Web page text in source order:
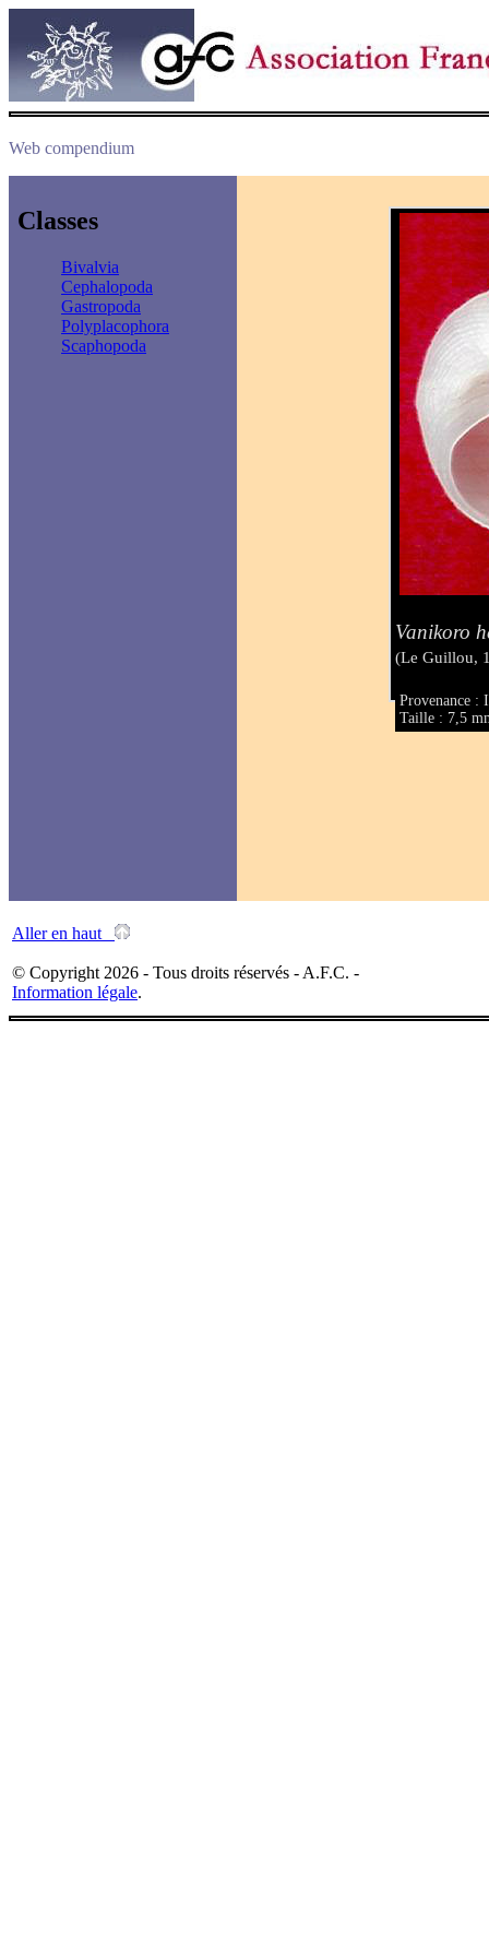
Web compendium
Classes
Bivalvia
Cephalopoda
Gastropoda
Polyplacophora
Scaphopoda
Vanikoro
(Le Guillou,
Provenance :
Taille : 7,5
Aller en haut
© Copyright 2026 - Tous droits réservés - A.F.C. -
Information légale.